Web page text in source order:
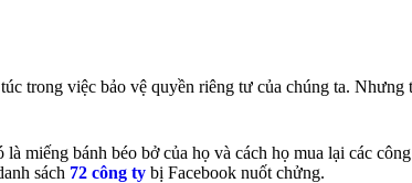
trong việc bảo vệ quyền riêng tư của chúng ta.
miếng bánh béo bở của họ và cách họ mua lại các
sách 72 công ty bị Facebook nuốt chửng.